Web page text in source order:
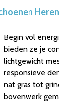
Heren
Begin vol
bieden ze je
lichtgewicht
responsieve
nat gras tot
bovenwerk